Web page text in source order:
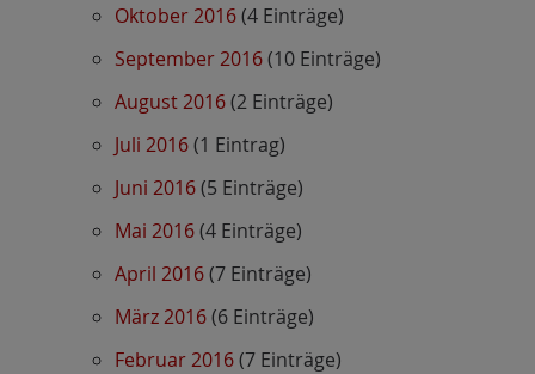
Oktober 2016(4 Einträge)
September 2016(10 Einträge)
August 2016(2 Einträge)
Juli 2016(1 Eintrag)
Juni 2016(5 Einträge)
Mai 2016(4 Einträge)
April 2016(7 Einträge)
März 2016(6 Einträge)
Februar 2016(7 Einträge)